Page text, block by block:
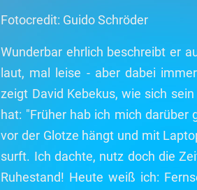
Fotocredit: Guido Schröder
Wunderbar ehrlich beschreibt er
laut, mal leise - aber dabei
zeigt David Kebekus, wie sich
hat: "Früher hab ich mich
vor der Glotze hängt und mit
surft. Ich dachte, nutz doch die
Ruhestand! Heute weiß ich: